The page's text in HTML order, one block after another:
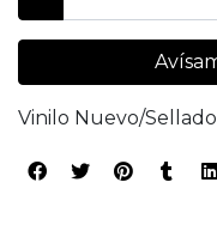
Vinilo Nuevo/Sellado